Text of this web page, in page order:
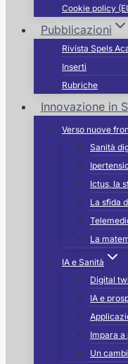
Cookie policy
Pubblicazioni
Rivista Spels
Inserti
Rubriche
Innovazione in
Verso nuove
Sanità
Ictus, la
La sfida
La
IA e Sanità
Digital
IA e
Impara
Un